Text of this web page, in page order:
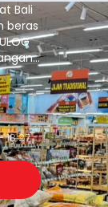
Bali
beras